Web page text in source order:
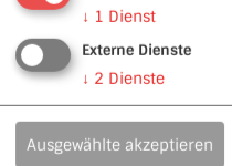
↓ 1 Dienst
Externe Dienste
↓ 2 Dienste
Ausgewählte akzeptieren